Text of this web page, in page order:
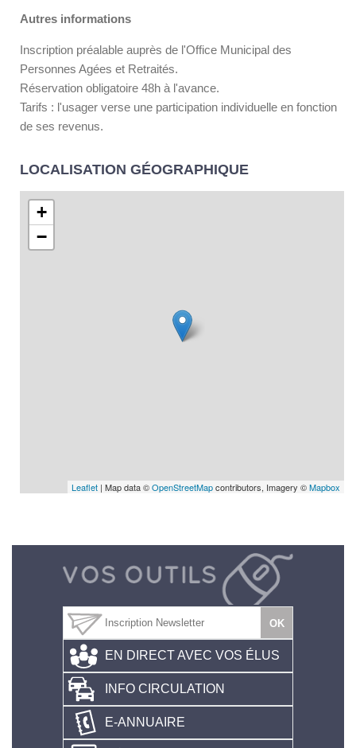
Autres informations
Inscription préalable auprès de l'Office Municipal des
Personnes Agées et Retraités.
Réservation obligatoire 48h à l'avance.
Tarifs : l'usager verse une participation individuelle en fonction
de ses revenus.
LOCALISATION GÉOGRAPHIQUE
+
−
Leaflet | Map data ©OpenStreetMapcontributors, Imagery ©Mapbox
EN DIRECT AVEC VOS ÉLUS
INFO CIRCULATION
E-ANNUAIRE